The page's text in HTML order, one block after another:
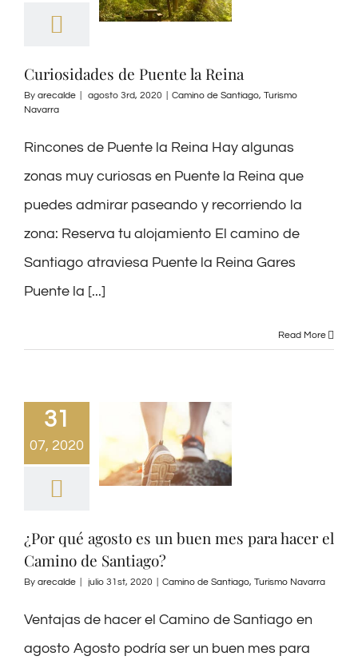
Curiosidades de Puente la Reina
By arecalde agosto 3rd, 2020 Camino de Santiago, Turismo
Navarra
Rincones de Puente la Reina Hay algunas
zonas muy curiosas en Puente la Reina que
puedes admirar paseando y recorriendo la
zona: Reserva tu alojamiento El camino de
Santiago atraviesa Puente la Reina Gares
Puente la [...]
Read More
31
07, 2020
¿Por qué agosto es un buen mes para hacer el
Camino de Santiago?
By arecalde julio 31st, 2020 Camino de Santiago, Turismo Navarra
Ventajas de hacer el Camino de Santiago en
agosto Agosto podría ser un buen mes para